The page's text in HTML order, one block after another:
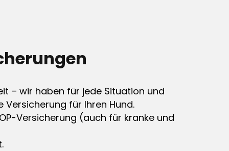
– wir haben für jede Situation und
Versicherung für Ihren Hund.
Versicherung (auch für kranke und